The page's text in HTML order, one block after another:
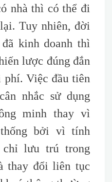
nhà thì có thể đi
Tuy nhiên, đời
kinh doanh thì
lược đúng đắn
Việc đầu tiên
nhắc sử dụng
minh thay vì
bởi vì tính
chỉ lưu trú trong
thay đổi liên tục